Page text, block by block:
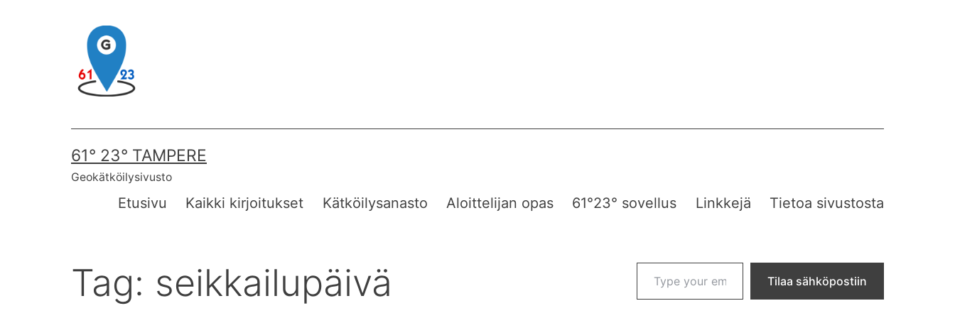
61° 23° TAMPERE
Geokätköilysivusto
Etusivu Kaikki kirjoitukset Kätköilysanasto Aloittelijan opas 61°23° sovellus Linkkejä Tietoa sivustosta
Tag: seikkailupäivä Type your email…
Tilaa sähköpostiin